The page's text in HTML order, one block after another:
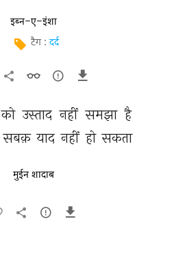
इब्न-ए-इंशा
टैग : दर्द
को उस्ताद नहीं समझा है
सबक़ याद नहीं हो सकता
मुईन शादाब